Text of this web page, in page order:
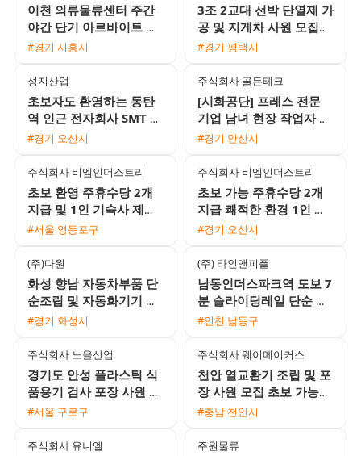
이천 의류물류센터 주간
야간 단기 아르바이트 모
집
#경기 시흥시
3조 2교대 선박 단열제 가
공 및 지게차 사원 모집
상여금과 유류비 지원 1
#경기 평택시
성지산업
초보자도 환영하는 동탄
역 인근 전자회사 SMT 조
립검사 및 오퍼레이터 채
#경기 오산시
주식회사 골든테크
[시화공단] 프레스 전문
기업 남녀 현장 작업자 모
집 (초보 가능)
#경기 안산시
주식회사 비엠인더스트리
초보 환영 주휴수당 2개
지급 및 1인 기숙사 제공
안성 음성대소 생산직 채
#서울 영등포구
주식회사 비엠인더스트리
초보 가능 주휴수당 2개
지급 쾌적한 환경 1인 기
숙사 제공 안성 및 음성대
#경기 오산시
(주)다원
화성 향남 자동차부품 단
순조립 및 자동화기기 조
작원 모집 주간고정 유류
#경기 화성시
(주) 라인앤피플
남동인더스파크역 도보 7
분 슬라이딩레일 단순 생
산직 남녀 모집 냉난방 완
#인천 남동구
주식회사 노을산업
경기도 안성 플라스틱 식
품용기 검사 포장 사원 모
집 초보 가능 1인실 기숙
#서울 구로구
주식회사 웨이메이커스
천안 열교환기 조립 및 포
장 사원 모집 초보 가능
60세 이하 남여 월 평균
#충남 천안시
주식회사 유니엘 주원물류